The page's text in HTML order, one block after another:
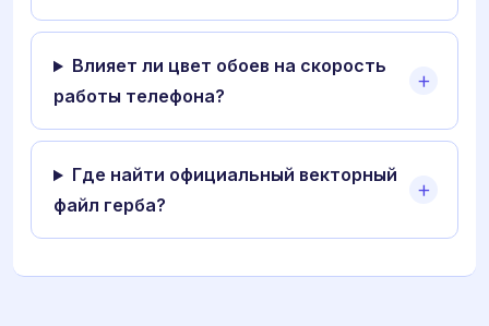
Влияет ли цвет обоев на скорость
работы телефона?
Где найти официальный векторный
файл герба?